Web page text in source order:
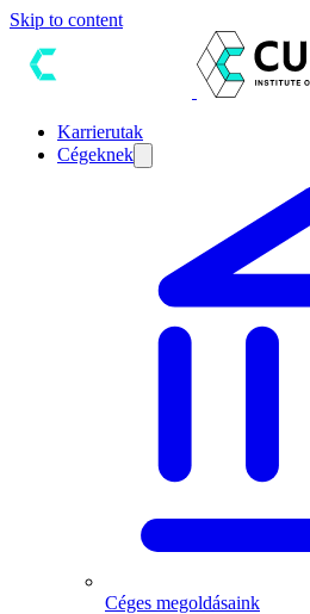
Skip to content
Karrierutak
Cégeknek
Céges megoldásaink